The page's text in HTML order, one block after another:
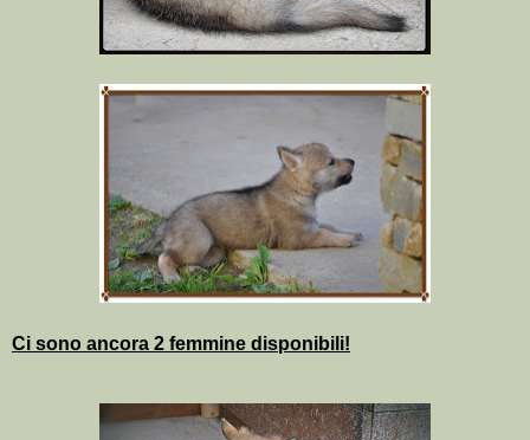
Ci sono ancora 2 femmine disponibili!